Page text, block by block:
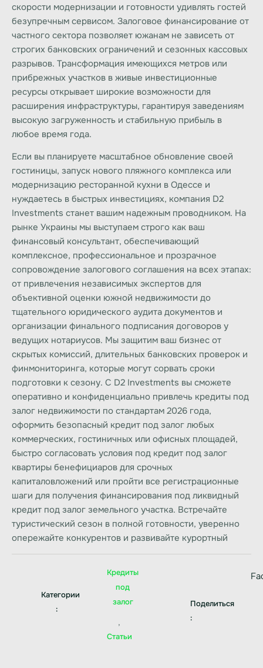
скорости модернизации и готовности удивлять гостей
безупречным сервисом. Залоговое финансирование от
частного сектора позволяет южанам не зависеть от
строгих банковских ограничений и сезонных кассовых
разрывов. Трансформация имеющихся метров или
прибрежных участков в живые инвестиционные
ресурсы открывает широкие возможности для
расширения инфраструктуры, гарантируя заведениям
высокую загруженность и стабильную прибыль в
любое время года.
Если вы планируете масштабное обновление своей
гостиницы, запуск нового пляжного комплекса или
модернизацию ресторанной кухни в Одессе и
нуждаетесь в быстрых инвестициях, компания D2
Investments станет вашим надежным проводником. На
рынке Украины мы выступаем строго как ваш
финансовый консультант, обеспечивающий
комплексное, профессиональное и прозрачное
сопровождение залогового соглашения на всех этапах:
от привлечения независимых экспертов для
объективной оценки южной недвижимости до
тщательного юридического аудита документов и
организации финального подписания договоров у
ведущих нотариусов. Мы защитим ваш бизнес от
скрытых комиссий, длительных банковских проверок и
финмониторинга, которые могут сорвать сроки
подготовки к сезону. С D2 Investments вы сможете
оперативно и конфиденциально привлечь кредиты под
залог недвижимости по стандартам 2026 года,
оформить безопасный кредит под залог любых
коммерческих, гостиничных или офисных площадей,
быстро согласовать условия под кредит под залог
квартиры бенефициаров для срочных
капиталовложений или пройти все регистрационные
шаги для получения финансирования под ликвидный
кредит под залог земельного участка. Встречайте
туристический сезон в полной готовности, уверенно
опережайте конкурентов и развивайте курортный
Категории
:
Кредиты
под
залог
,
Статьи
Поделиться
: